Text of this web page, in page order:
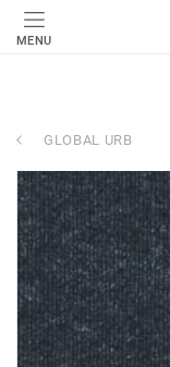
MENU
GLOBAL URB